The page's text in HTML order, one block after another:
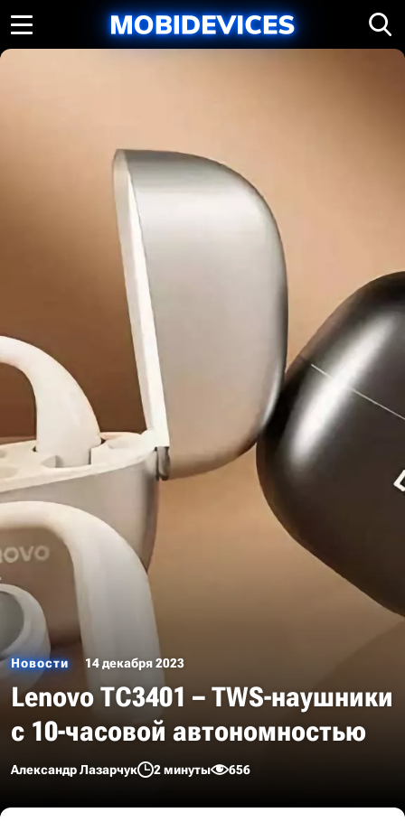
Новости 14 декабря 2023
Lenovo TC3401 – TWS-наушники
с 10-часовой автономностью
Александр Лазарчук 2 минуты 656